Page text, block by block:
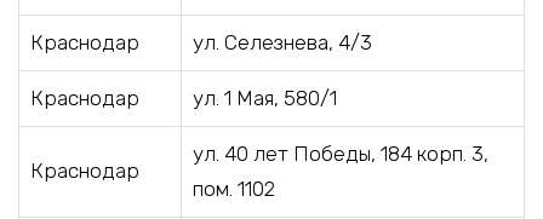
Краснодар ул. Селезнева, 4/3
Краснодар ул. 1 Мая, 580/1
Краснодар
ул. 40 лет Победы, 184 корп. 3,
пом. 1102